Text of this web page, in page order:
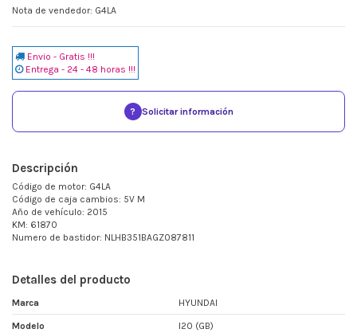
Nota de vendedor: G4LA
Envio - Gratis !!!
Entrega - 24 - 48 horas !!!
? Solicitar información
Descripción
Código de motor: G4LA
Código de caja cambios: 5V M
Año de vehículo: 2015
KM: 61870
Numero de bastidor: NLHB351BAGZ087811
Detalles del producto
Marca HYUNDAI
Modelo I20 (GB)